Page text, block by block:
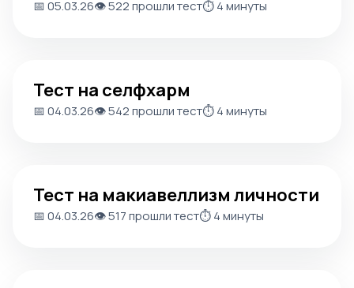
📅 05.03.26👁️ 522 прошли тест⏱️ 4 минуты
Тест на селфхарм
📅 04.03.26👁️ 542 прошли тест⏱️ 4 минуты
Тест на макиавеллизм личности
📅 04.03.26👁️ 517 прошли тест⏱️ 4 минуты